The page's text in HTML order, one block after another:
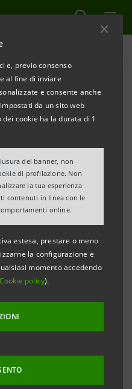
e, previo consenso
al fine di inviare
e consente anche
da un sito web
cookie ha la durata di 1
del banner, non
di profilazione. Non
la tua esperienza
contenuti in linea con le
online.
estesa, prestare o meno
la configurazione e
momento accedendo
Cookie policy).
E TIM
UNDER 30 CHE ABBINA
VOCE E GIGA SU
4G
Sanpaolo e TIM lanciano
ai giovani fino a 30
“XME Conto” a
vantaggiosa.
suoi vantaggi” Intesa
l’attenzione per le nuove
hanno dedicato
Sanpaolo ha reso